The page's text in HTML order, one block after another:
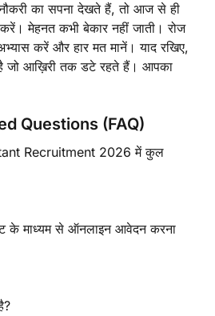
का सपना देखते हैं, तो आज से ही
मेहनत कभी बेकार नहीं जाती। रोज
करें और हार मत मानें। याद रखिए,
जो आख़िरी तक डटे रहते हैं। आपका
Questions (FAQ)
Recruitment 2026 में कुल
के माध्यम से ऑनलाइन आवेदन करना